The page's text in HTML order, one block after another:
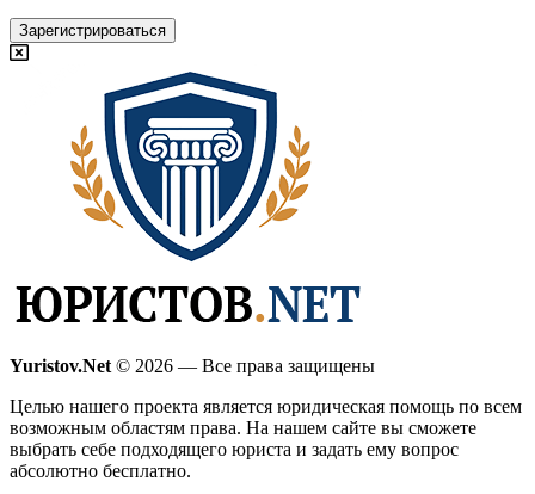
Зарегистрироваться
Yuristov.Net © 2026 — Все права защищены
Целью нашего проекта является юридическая помощь по всем
возможным областям права. На нашем сайте вы сможете
выбрать себе подходящего юриста и задать ему вопрос
абсолютно бесплатно.